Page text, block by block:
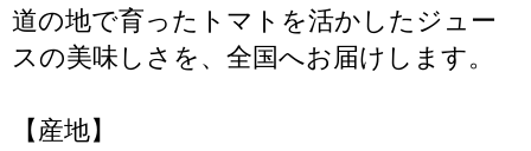
道の地で育ったトマトを活かしたジュー
スの美味しさを、全国へお届けします。
【産地】